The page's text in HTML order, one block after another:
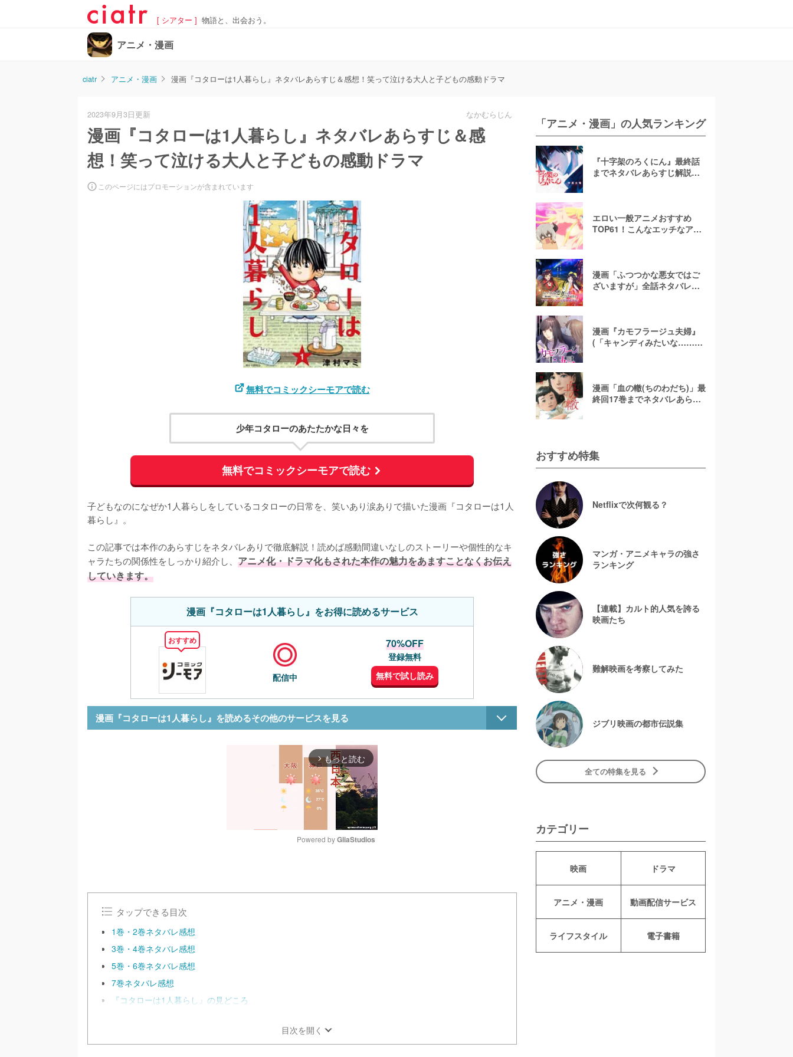
[ シアター ] 物語と、出会おう。
アニメ・漫画
ciatr アニメ・漫画 漫画『コタローは1人暮らし』ネタバレあらすじ＆感想！笑って泣ける大人と子どもの感動ドラマ
2023年9月3日更新 なかむらじん
漫画『コタローは1人暮らし』ネタバレあらすじ＆感
想！笑って泣ける大人と子どもの感動ドラマ
このページにはプロモーションが含まれています
無料でコミックシーモアで読む
少年コタローのあたたかな日々を
無料でコミックシーモアで読む
子どもなのになぜか1人暮らしをしているコタローの日常を、笑いあり涙ありで描いた漫画『コタローは1人
暮らし』。
この記事では本作のあらすじをネタバレありで徹底解説！読めば感動間違いなしのストーリーや個性的なキ
ャラたちの関係性をしっかり紹介し、 アニメ化・ドラマ化もされた本作の魅力をあますことなくお伝え
していきます。
漫画『コタローは1人暮らし』をお得に読めるサービス
おすすめ
配信中
70%OFF
登録無料
無料で試し読み
漫画『コタローは1人暮らし』を読めるその他のサービスを見る
arrow_forward_ios もっと読む
u
Powered by GliaStudios
タップできる目次
1巻・2巻ネタバレ感想
3巻・4巻ネタバレ感想
5巻・6巻ネタバレ感想
7巻ネタバレ感想
『コタローは1人暮らし』の見どころ
目次を開く
「アニメ・漫画」の人気ランキング
『十字架のろくにん』最終話
までネタバレあらすじ解説！
エロい一般アニメおすすめ
TOP61！こんなエッチなアニ
漫画「ふつつかな悪女ではご
ざいますが」全話ネタバレあ
漫画『カモフラージュ夫婦』
(「キャンディみたいな……」)
漫画「血の轍(ちのわだち)」最
終回17巻までネタバレあらす
おすすめ特集
Netflixで次何観る？
マンガ・アニメキャラの強さ
ランキング
【連載】カルト的人気を誇る
映画たち
難解映画を考察してみた
ジブリ映画の都市伝説集
全ての特集を見る
カテゴリー
映画 ドラマ
アニメ・漫画 動画配信サービス
ライフスタイル 電子書籍